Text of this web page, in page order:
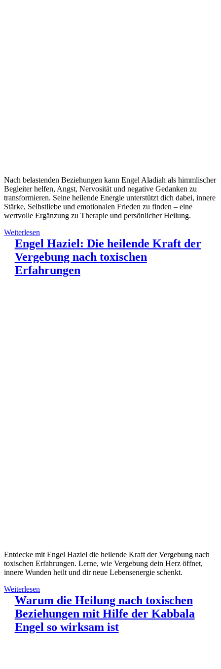
Nach belastenden Beziehungen kann Engel Aladiah als himmlischer
Begleiter helfen, Angst, Nervosität und negative Gedanken zu
transformieren. Seine heilende Energie unterstützt dich dabei, innere
Stärke, Selbstliebe und emotionalen Frieden zu finden – eine
wertvolle Ergänzung zu Therapie und persönlicher Heilung.
Weiterlesen
Engel Haziel: Die heilende Kraft der
Vergebung nach toxischen
Erfahrungen
Entdecke mit Engel Haziel die heilende Kraft der Vergebung nach
toxischen Erfahrungen. Lerne, wie Vergebung dein Herz öffnet,
innere Wunden heilt und dir neue Lebensenergie schenkt.
Weiterlesen
Warum die Heilung nach toxischen
Beziehungen mit Hilfe der Kabbala
Engel so wirksam ist